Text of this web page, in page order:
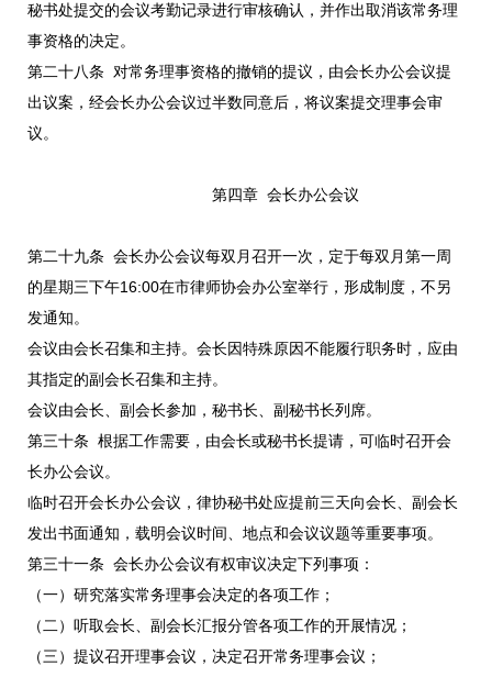
秘书处提交的会议考勤记录进行审核确认，并作出取消该常务理
事资格的决定。
第二十八条 对常务理事资格的撤销的提议，由会长办公会议提
出议案，经会长办公会议过半数同意后，将议案提交理事会审
议。
第四章 会长办公会议
第二十九条 会长办公会议每双月召开一次，定于每双月第一周
的星期三下午16:00在市律师协会办公室举行，形成制度，不另
发通知。
会议由会长召集和主持。会长因特殊原因不能履行职务时，应由
其指定的副会长召集和主持。
会议由会长、副会长参加，秘书长、副秘书长列席。
第三十条 根据工作需要，由会长或秘书长提请，可临时召开会
长办公会议。
临时召开会长办公会议，律协秘书处应提前三天向会长、副会长
发出书面通知，载明会议时间、地点和会议议题等重要事项。
第三十一条 会长办公会议有权审议决定下列事项：
（一）研究落实常务理事会决定的各项工作；
（二）听取会长、副会长汇报分管各项工作的开展情况；
（三）提议召开理事会议，决定召开常务理事会议；